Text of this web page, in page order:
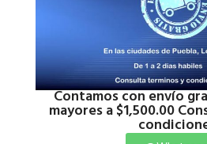
Contamos con envío
mayores a $1,500.00